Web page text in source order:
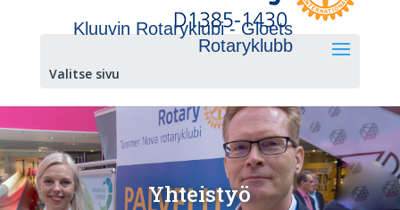
Kluuvin Rotaryklubi - Gloets
Rotaryklubb
Valitse sivu
Yhteistyö